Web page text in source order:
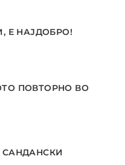
Е НАЈДОБРО!
ПОВТОРНО ВО
САНДАНСКИ